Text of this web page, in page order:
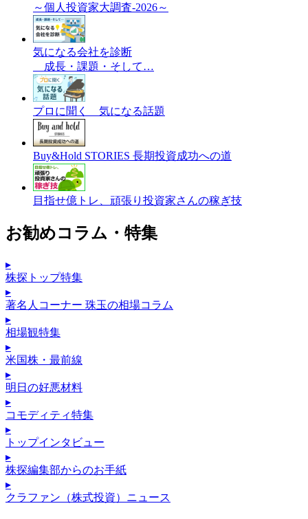
～個人投資家大調査-2026～
気になる会社を診断
成長・課題・そして…
プロに聞く 気になる話題
Buy&Hold STORIES 長期投資成功への道
目指せ億トレ、頑張り投資家さんの稼ぎ技
お勧めコラム・特集
▸
株探トップ特集
▸
著名人コーナー 珠玉の相場コラム
▸
相場観特集
▸
米国株・最前線
▸
明日の好悪材料
▸
コモディティ特集
▸
トップインタビュー
▸
株探編集部からのお手紙
▸
クラファン（株式投資）ニュース